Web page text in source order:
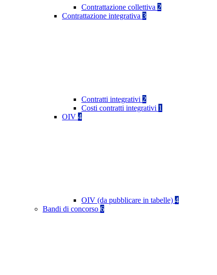
Contrattazione collettiva 2
Contrattazione integrativa 3
Contratti integrativi 2
Costi contratti integrativi 1
OIV 4
OIV (da pubblicare in tabelle) 4
Bandi di concorso 6